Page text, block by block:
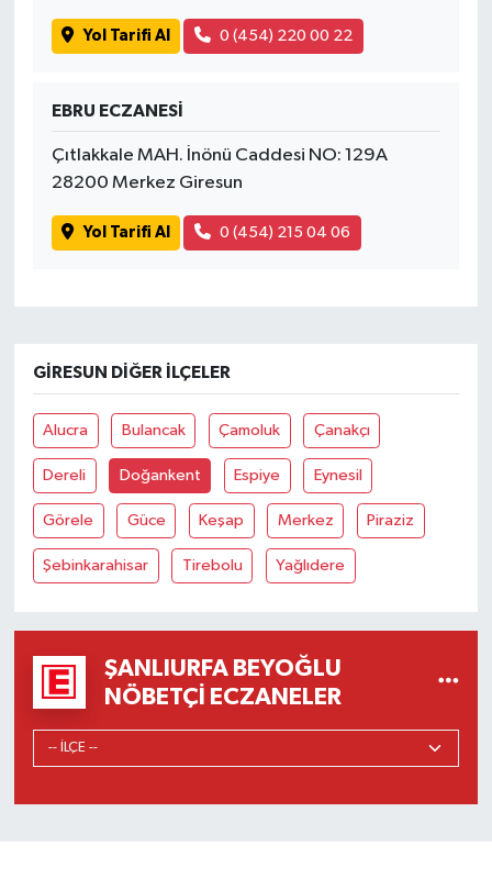
Yol Tarifi Al 0 (454) 220 00 22
EBRU ECZANESİ
Çıtlakkale MAH. İnönü Caddesi NO: 129A
28200 Merkez Giresun
Yol Tarifi Al 0 (454) 215 04 06
GIRESUN DIĞER İLÇELER
Alucra Bulancak Çamoluk Çanakçı
Dereli Doğankent Espiye Eynesil
Görele Güce Keşap Merkez Piraziz
Şebinkarahisar Tirebolu Yağlıdere
ŞANLIURFA BEYOĞLU
NÖBETÇI ECZANELER